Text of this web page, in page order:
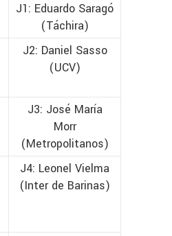
J1: Eduardo Saragó
(Táchira)
J2: Daniel Sasso
(UCV)
J3: José María
Morr
(Metropolitanos)
J4: Leonel Vielma
(Inter de Barinas)